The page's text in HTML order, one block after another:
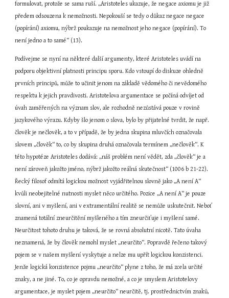
formulovat, protože se sama ruší. „Aristoteles ukazuje, že negace axiomu je již
předem odsouzena k nemožnosti. Nepokouší se tedy o důkaz negace negace
(popírání) axiomu, nýbrž poukazuje na nemožnost jeho negace (popírání). To
není jedno a to samé“ (13).
Podívejme se nyní na některé další argumenty, které Aristoteles uvádí na
podporu objektivní platnosti principu sporu. Kdo vstoupí do diskuze ohledně
prvních principů, může to učinit jenom na základě vědomého či nevědomého
respektu k jejich pravdivosti. Aristotelova argumentace se počíná odvíjet od
úvah zaměřených na význam slov, ale rozhodně nezůstává pouze v rovině
jazykového výrazu. Kdyby šlo jenom o slova, bylo by přijatelné tvrdit, že např.
člověk je nečlověk, a to v případě, že by jedna skupina mluvčích označovala
slovem „člověk“ to, co by skupina druhá označovala termínem „nečlověk“. K
této hypotéze Aristoteles dodává: „náš problém není vědět, zda „člověk“ je a
není zároveň jakožto jméno, nýbrž jakožto reálná skutečnost“ (1006 b 21-22).
Řecký filosof odmítá logickou možnost vyjádřitelnou slovně jako „A není A“
kvůli neobejitelné nutnosti myslet něco určitého. Pozice „A není A“ je pouze
slovní, ani v myšlení, ani v extramentální realitě se nemůže uskutečnit. Neboť
znamená totální zneurčitění myšleného a tím zneurčiťuje i myšlení samé.
Neurčitost tohoto druhu je taková, že se rovná absolutní nicotě. Tato úvaha
neznamená, že by člověk nemohl myslet „neurčito“. Popravdě řečeno takový
pojem se v našem myšlení vyskytuje a nelze mu upřít logickou konzistenci.
Jenže logická konzistence pojmu „neurčito“ plyne z toho, že má zcela určité
znaky, a ne jiné. To, co je opravdu nemožné, a co je smyslem Aristotelovy
argumentace, je myslet pojem „neurčito“ neurčitě, tj. prostřednictvím znaků,